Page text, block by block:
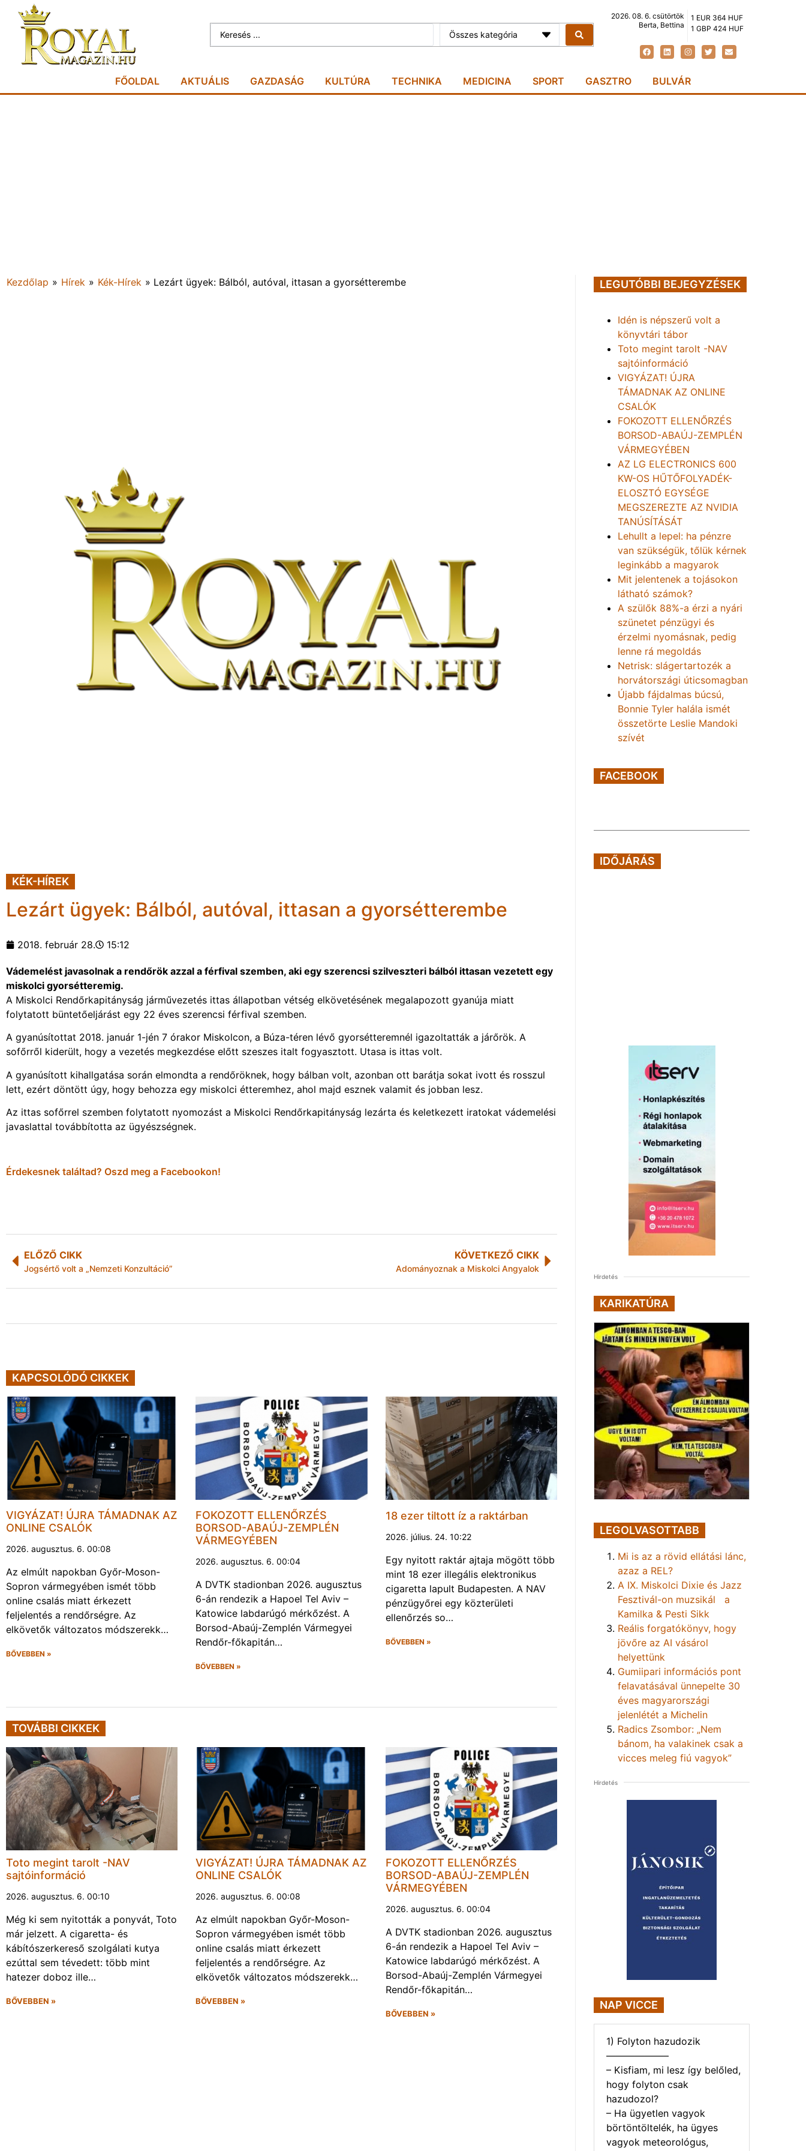
Összes kategória
2026. 08. 6. csütörtök
Berta, Bettina
1 EUR 364 HUF
1 GBP 424 HUF
FŐOLDAL AKTUÁLIS GAZDASÁG KULTÚRA TECHNIKA MEDICINA SPORT GASZTRO BULVÁR
Kezdőlap » Hírek » Kék-Hírek » Lezárt ügyek: Bálból, autóval, ittasan a gyorsétterembe
KÉK-HÍREK
Lezárt ügyek: Bálból, autóval, ittasan a gyorsétterembe
2018. február 28. 15:12
Vádemelést javasolnak a rendőrök azzal a férfival szemben, aki egy szerencsi szilveszteri bálból ittasan vezetett egy
miskolci gyorsétteremig.
A Miskolci Rendőrkapitányság járművezetés ittas állapotban vétség elkövetésének megalapozott gyanúja miatt
folytatott büntetőeljárást egy 22 éves szerencsi férfival szemben.
A gyanúsítottat 2018. január 1-jén 7 órakor Miskolcon, a Búza-téren lévő gyorsétteremnél igazoltatták a járőrök. A
sofőrről kiderült, hogy a vezetés megkezdése előtt szeszes italt fogyasztott. Utasa is ittas volt.
A gyanúsított kihallgatása során elmondta a rendőröknek, hogy bálban volt, azonban ott barátja sokat ivott és rosszul
lett, ezért döntött úgy, hogy behozza egy miskolci étteremhez, ahol majd esznek valamit és jobban lesz.
Az ittas sofőrrel szemben folytatott nyomozást a Miskolci Rendőrkapitányság lezárta és keletkezett iratokat vádemelési
javaslattal továbbította az ügyészségnek.
Érdekesnek találtad? Oszd meg a Facebookon!
ELŐZŐ CIKK
Jogsértő volt a „Nemzeti Konzultáció”
KÖVETKEZŐ CIKK
Adományoznak a Miskolci Angyalok
KAPCSOLÓDÓ CIKKEK
VIGYÁZAT! ÚJRA TÁMADNAK AZ
ONLINE CSALÓK
2026. augusztus. 6. 00:08
Az elmúlt napokban Győr-Moson-
Sopron vármegyében ismét több
online csalás miatt érkezett
feljelentés a rendőrségre. Az
elkövetők változatos módszerekk…
BŐVEBBEN »
FOKOZOTT ELLENŐRZÉS
BORSOD-ABAÚJ-ZEMPLÉN
VÁRMEGYÉBEN
2026. augusztus. 6. 00:04
A DVTK stadionban 2026. augusztus
6-án rendezik a Hapoel Tel Aviv –
Katowice labdarúgó mérkőzést. A
Borsod-Abaúj-Zemplén Vármegyei
Rendőr-főkapitán…
BŐVEBBEN »
18 ezer tiltott íz a raktárban
2026. július. 24. 10:22
Egy nyitott raktár ajtaja mögött több
mint 18 ezer illegális elektronikus
cigaretta lapult Budapesten. A NAV
pénzügyőrei egy közterületi
ellenőrzés so…
BŐVEBBEN »
TOVÁBBI CIKKEK
Toto megint tarolt -NAV
sajtóinformáció
2026. augusztus. 6. 00:10
Még ki sem nyitották a ponyvát, Toto
már jelzett. A cigaretta- és
kábítószerkereső szolgálati kutya
ezúttal sem tévedett: több mint
hatezer doboz ille…
BŐVEBBEN »
VIGYÁZAT! ÚJRA TÁMADNAK AZ
ONLINE CSALÓK
2026. augusztus. 6. 00:08
Az elmúlt napokban Győr-Moson-
Sopron vármegyében ismét több
online csalás miatt érkezett
feljelentés a rendőrségre. Az
elkövetők változatos módszerekk…
BŐVEBBEN »
FOKOZOTT ELLENŐRZÉS
BORSOD-ABAÚJ-ZEMPLÉN
VÁRMEGYÉBEN
2026. augusztus. 6. 00:04
A DVTK stadionban 2026. augusztus
6-án rendezik a Hapoel Tel Aviv –
Katowice labdarúgó mérkőzést. A
Borsod-Abaúj-Zemplén Vármegyei
Rendőr-főkapitán…
BŐVEBBEN »
LEGUTÓBBI BEJEGYZÉSEK
Idén is népszerű volt a
könyvtári tábor
Toto megint tarolt -NAV
sajtóinformáció
VIGYÁZAT! ÚJRA
TÁMADNAK AZ ONLINE
CSALÓK
FOKOZOTT ELLENŐRZÉS
BORSOD-ABAÚJ-ZEMPLÉN
VÁRMEGYÉBEN
AZ LG ELECTRONICS 600
KW-OS HŰTŐFOLYADÉK-
ELOSZTÓ EGYSÉGE
MEGSZEREZTE AZ NVIDIA
TANÚSÍTÁSÁT
Lehullt a lepel: ha pénzre
van szükségük, tőlük kérnek
leginkább a magyarok
Mit jelentenek a tojásokon
látható számok?
A szülők 88%-a érzi a nyári
szünetet pénzügyi és
érzelmi nyomásnak, pedig
lenne rá megoldás
Netrisk: slágertartozék a
horvátországi úticsomagban
Újabb fájdalmas búcsú,
Bonnie Tyler halála ismét
összetörte Leslie Mandoki
szívét
FACEBOOK
IDŐJÁRÁS
Hirdetés
KARIKATÚRA
LEGOLVASOTTABB
Mi is az a rövid ellátási lánc,
azaz a REL?
A IX. Miskolci Dixie és Jazz
Fesztivál-on muzsikál a
Kamilka & Pesti Sikk
Reális forgatókönyv, hogy
jövőre az AI vásárol
helyettünk
Gumiipari információs pont
felavatásával ünnepelte 30
éves magyarországi
jelenlétét a Michelin
Radics Zsombor: „Nem
bánom, ha valakinek csak a
vicces meleg fiú vagyok”
Hirdetés
NAP VICCE
1) Folyton hazudozik
——————–
– Kisfiam, mi lesz így belőled,
hogy folyton csak
hazudozol?
– Ha ügyetlen vagyok
börtöntöltelék, ha ügyes
vagyok meteorológus,